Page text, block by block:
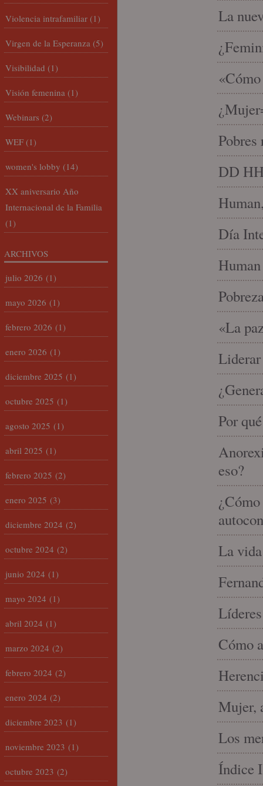
La
DD
Día
«La
Liderar
Por
eso?
La
Cómo
Mujer,
Los
Índice
Violencia intrafamiliar (1)
Virgen de la Esperanza (5)
Visibilidad (1)
Visión femenina (1)
Webinars (2)
WEF (1)
women's lobby (14)
XX aniversario Año
Internacional de la Familia
(1)
ARCHIVOS
julio 2026 (1)
mayo 2026 (1)
febrero 2026 (1)
enero 2026 (1)
diciembre 2025 (1)
octubre 2025 (1)
agosto 2025 (1)
abril 2025 (1)
febrero 2025 (2)
enero 2025 (3)
diciembre 2024 (2)
octubre 2024 (2)
junio 2024 (1)
mayo 2024 (1)
abril 2024 (1)
marzo 2024 (2)
febrero 2024 (2)
enero 2024 (2)
diciembre 2023 (1)
noviembre 2023 (1)
octubre 2023 (2)